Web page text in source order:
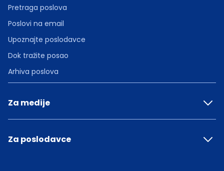
Pretraga poslova
Poslovi na email
Upoznajte poslodavce
Dok tražite posao
Arhiva poslova
Za medije
Za poslodavce